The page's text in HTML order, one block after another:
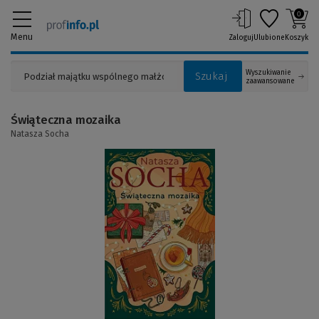
Menu
Szukaj
Wyszukiwanie
zaawansowane
ZalogujUlubione
0
Koszyk
Świąteczna mozaika
Natasza Socha